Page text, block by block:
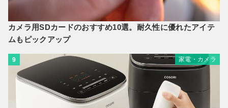
カメラ用SDカードのおすすめ10選。耐久性に優れたアイテ
ムもピックアップ
9 家電・カメラ